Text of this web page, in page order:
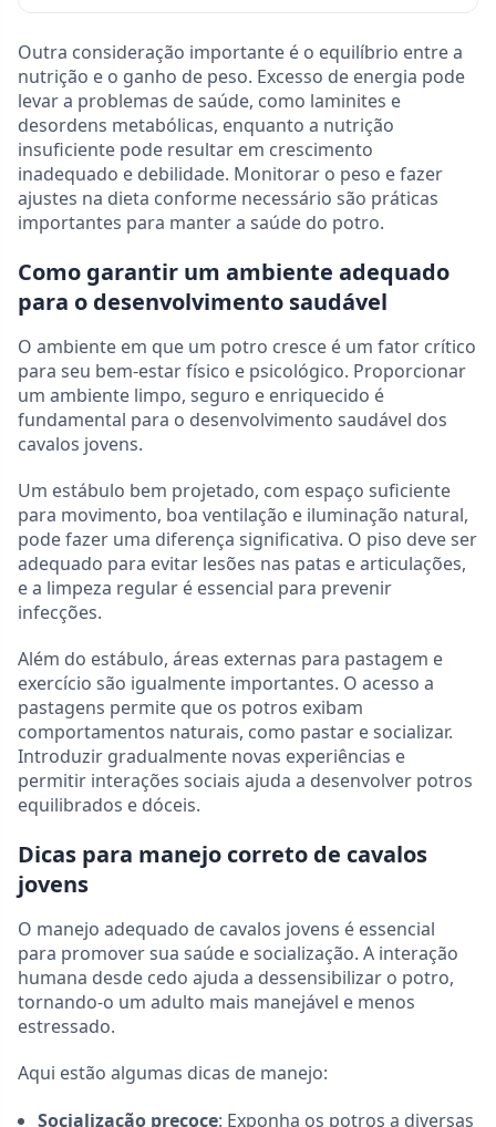
Outra consideração importante é o equilíbrio entre a
nutrição e o ganho de peso. Excesso de energia pode
levar a problemas de saúde, como laminites e
desordens metabólicas, enquanto a nutrição
insuficiente pode resultar em crescimento
inadequado e debilidade. Monitorar o peso e fazer
ajustes na dieta conforme necessário são práticas
importantes para manter a saúde do potro.
Como garantir um ambiente adequado
para o desenvolvimento saudável
O ambiente em que um potro cresce é um fator crítico
para seu bem-estar físico e psicológico. Proporcionar
um ambiente limpo, seguro e enriquecido é
fundamental para o desenvolvimento saudável dos
cavalos jovens.
Um estábulo bem projetado, com espaço suficiente
para movimento, boa ventilação e iluminação natural,
pode fazer uma diferença significativa. O piso deve ser
adequado para evitar lesões nas patas e articulações,
e a limpeza regular é essencial para prevenir
infecções.
Além do estábulo, áreas externas para pastagem e
exercício são igualmente importantes. O acesso a
pastagens permite que os potros exibam
comportamentos naturais, como pastar e socializar.
Introduzir gradualmente novas experiências e
permitir interações sociais ajuda a desenvolver potros
equilibrados e dóceis.
Dicas para manejo correto de cavalos
jovens
O manejo adequado de cavalos jovens é essencial
para promover sua saúde e socialização. A interação
humana desde cedo ajuda a dessensibilizar o potro,
tornando-o um adulto mais manejável e menos
estressado.
Aqui estão algumas dicas de manejo:
Socialização precoce: Exponha os potros a diversas